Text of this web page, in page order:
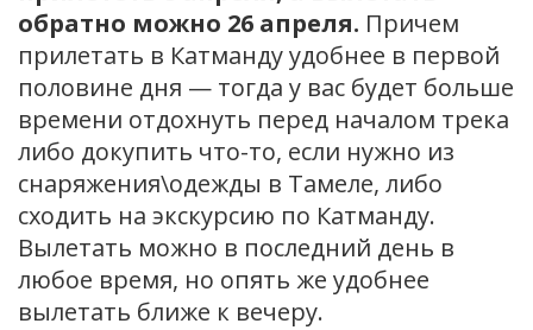
обратно можно 26 апреля. Причем
прилетать в Катманду удобнее в первой
половине дня — тогда у вас будет больше
времени отдохнуть перед началом трека
либо докупить что-то, если нужно из
снаряжения\одежды в Тамеле, либо
сходить на экскурсию по Катманду.
Вылетать можно в последний день в
любое время, но опять же удобнее
вылетать ближе к вечеру.